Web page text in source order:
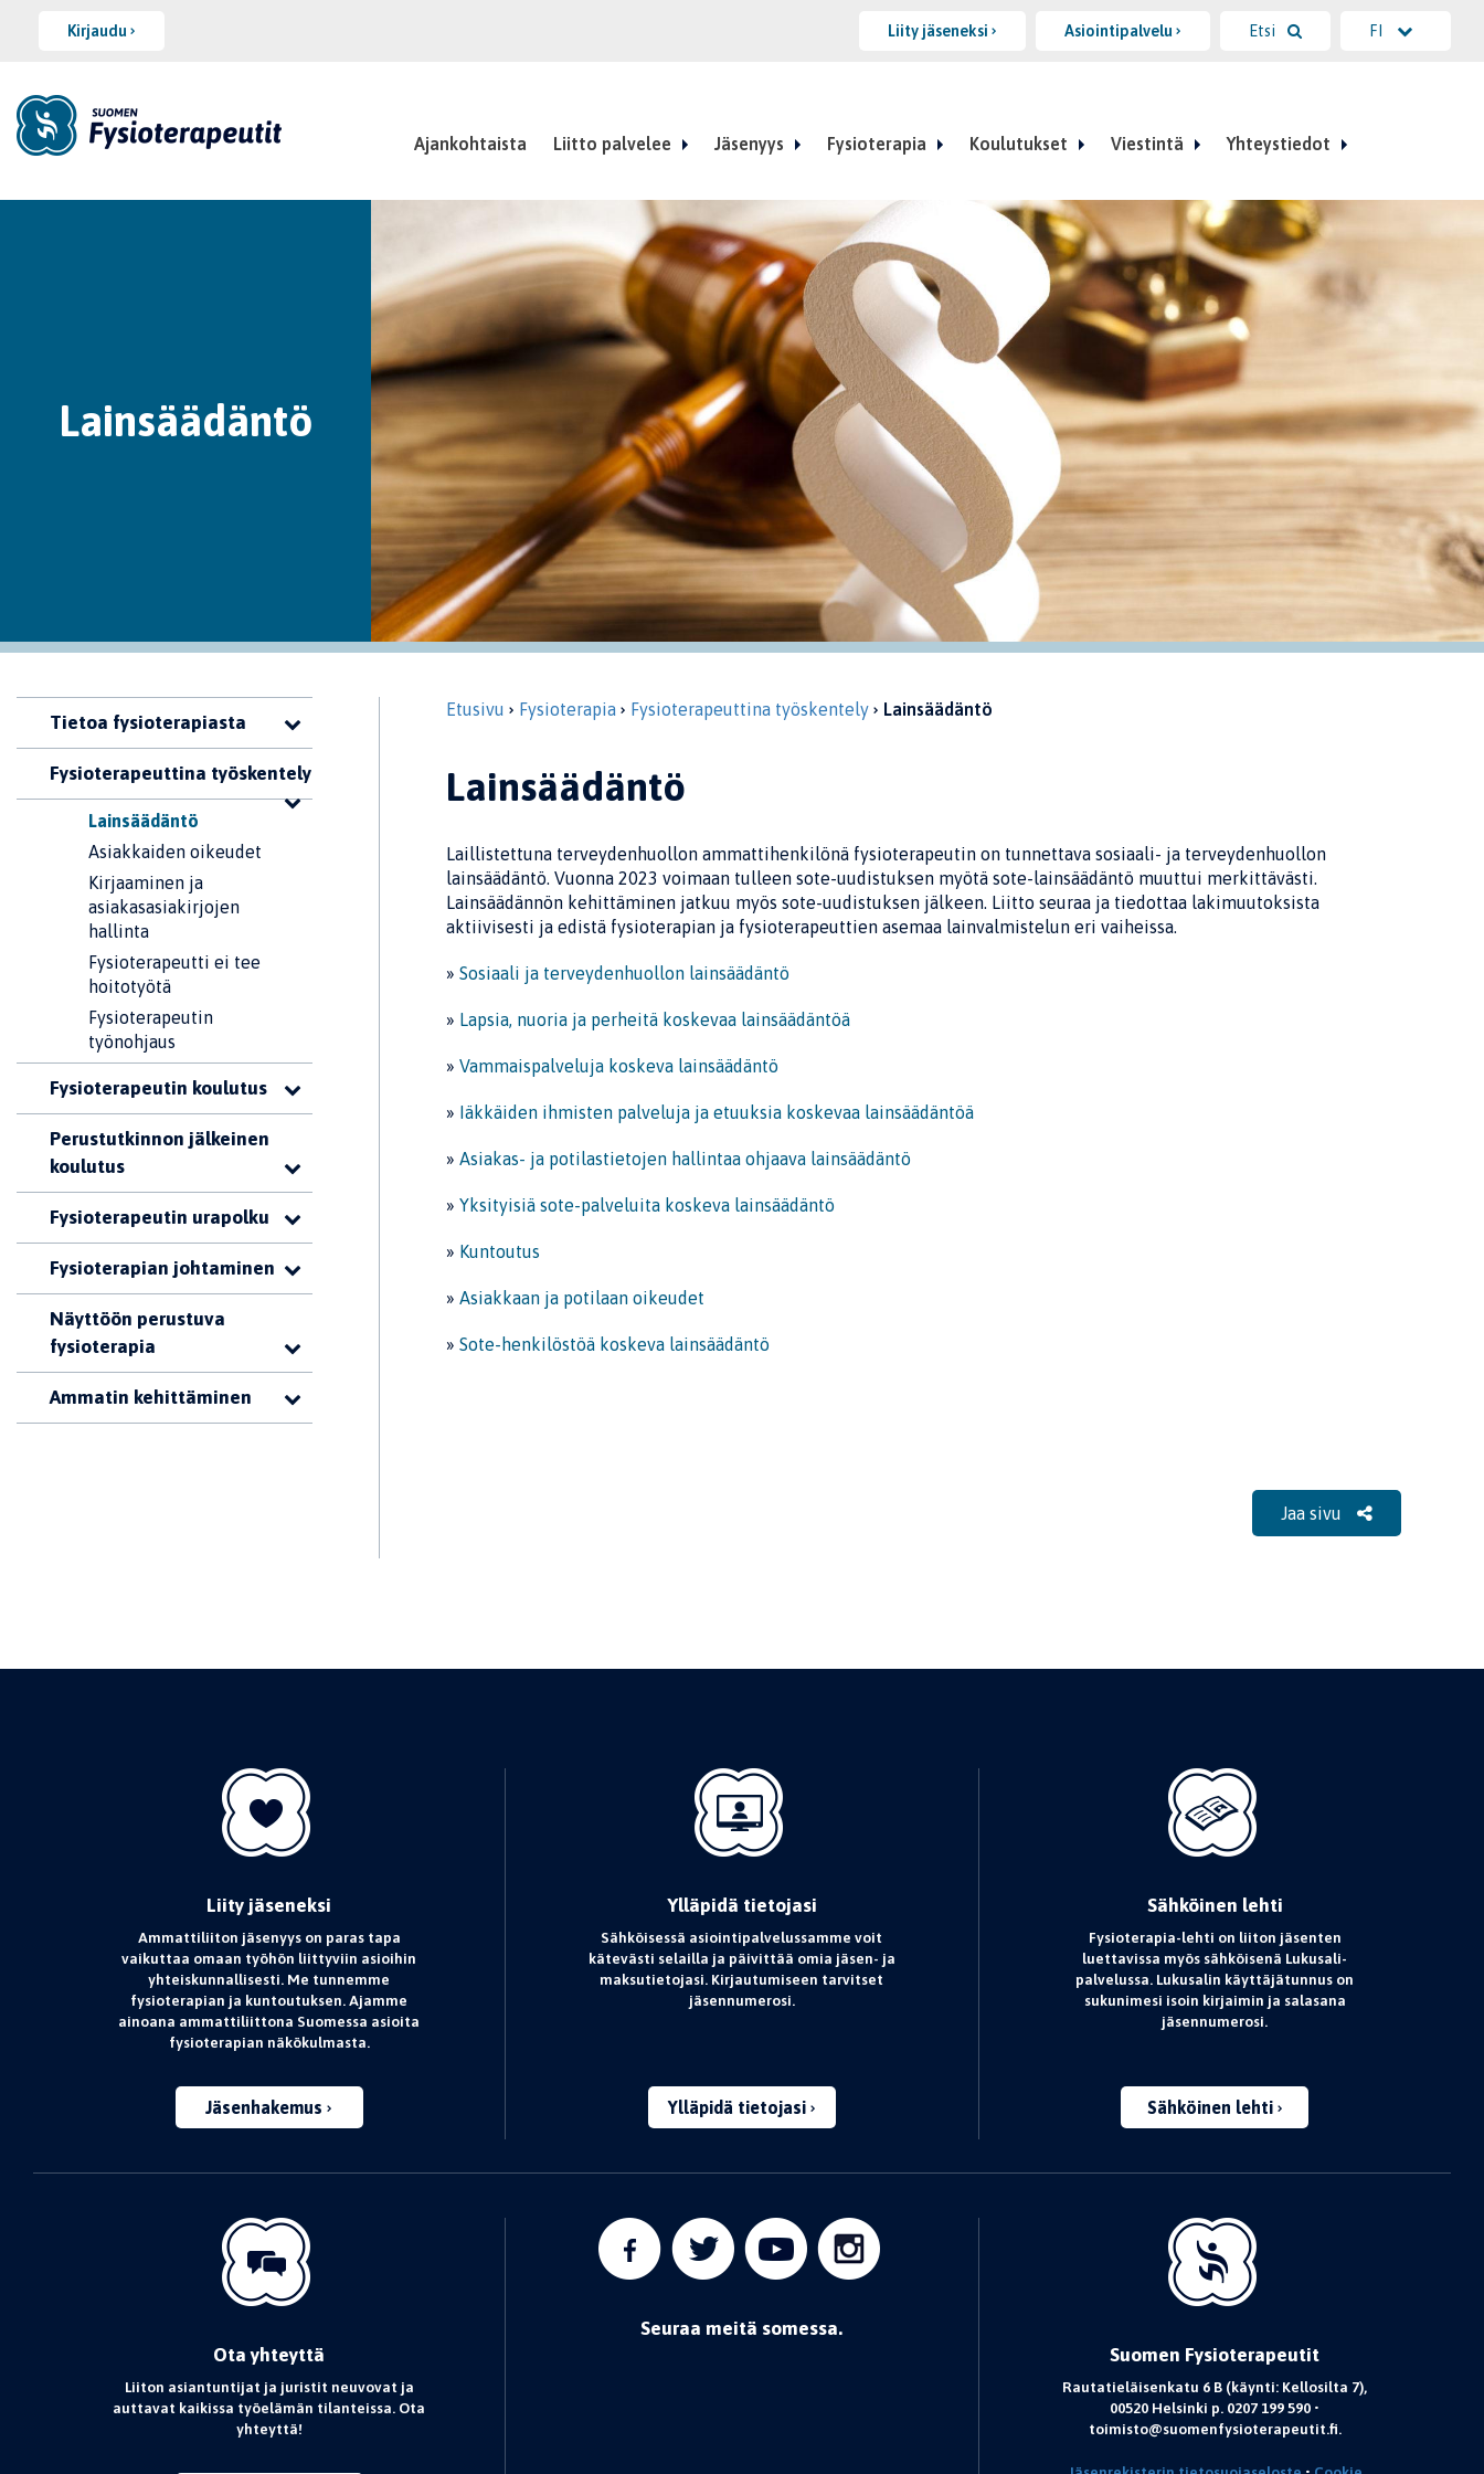
Kirjaudu Liity jäseneksi Asiointipalvelu Etsi FI
Ajankohtaista Liitto palvelee Jäsenyys Fysioterapia Koulutukset Viestintä Yhteystiedot
Lainsäädäntö
Tietoa fysioterapiasta
Fysioterapeuttina työskentely
Lainsäädäntö
Asiakkaiden oikeudet
Kirjaaminen ja
asiakasasiakirjojen
hallinta
Fysioterapeutti ei tee
hoitotyötä
Fysioterapeutin
työnohjaus
Fysioterapeutin koulutus
Perustutkinnon jälkeinen
koulutus
Fysioterapeutin urapolku
Fysioterapian johtaminen
Näyttöön perustuva
fysioterapia
Ammatin kehittäminen
Etusivu Fysioterapia Fysioterapeuttina työskentely Lainsäädäntö
Lainsäädäntö
Laillistettuna terveydenhuollon ammattihenkilönä fysioterapeutin on tunnettava sosiaali- ja terveydenhuollon
lainsäädäntö. Vuonna 2023 voimaan tulleen sote-uudistuksen myötä sote-lainsäädäntö muuttui merkittävästi.
Lainsäädännön kehittäminen jatkuu myös sote-uudistuksen jälkeen. Liitto seuraa ja tiedottaa lakimuutoksista
aktiivisesti ja edistä fysioterapian ja fysioterapeuttien asemaa lainvalmistelun eri vaiheissa.
» Sosiaali ja terveydenhuollon lainsäädäntö
» Lapsia, nuoria ja perheitä koskevaa lainsäädäntöä
» Vammaispalveluja koskeva lainsäädäntö
» Iäkkäiden ihmisten palveluja ja etuuksia koskevaa lainsäädäntöä
» Asiakas- ja potilastietojen hallintaa ohjaava lainsäädäntö
» Yksityisiä sote-palveluita koskeva lainsäädäntö
» Kuntoutus
» Asiakkaan ja potilaan oikeudet
» Sote-henkilöstöä koskeva lainsäädäntö
Jaa sivu
Liity jäseneksi
Ammattiliiton jäsenyys on paras tapa
vaikuttaa omaan työhön liittyviin asioihin
yhteiskunnallisesti. Me tunnemme
fysioterapian ja kuntoutuksen. Ajamme
ainoana ammattiliittona Suomessa asioita
fysioterapian näkökulmasta.
Jäsenhakemus
Ylläpidä tietojasi
Sähköisessä asiointipalvelussamme voit
kätevästi selailla ja päivittää omia jäsen- ja
maksutietojasi. Kirjautumiseen tarvitset
jäsennumerosi.
Ylläpidä tietojasi
Sähköinen lehti
Fysioterapia-lehti on liiton jäsenten
luettavissa myös sähköisenä Lukusali-
palvelussa. Lukusalin käyttäjätunnus on
sukunimesi isoin kirjaimin ja salasana
jäsennumerosi.
Sähköinen lehti
Ota yhteyttä
Liiton asiantuntijat ja juristit neuvovat ja
auttavat kaikissa työelämän tilanteissa. Ota
yhteyttä!
Seuraa meitä somessa.
Suomen Fysioterapeutit
Rautatieläisenkatu 6 B (käynti: Kellosilta 7),
00520 Helsinki p. 0207 199 590 •
toimisto@suomenfysioterapeutit.fi.